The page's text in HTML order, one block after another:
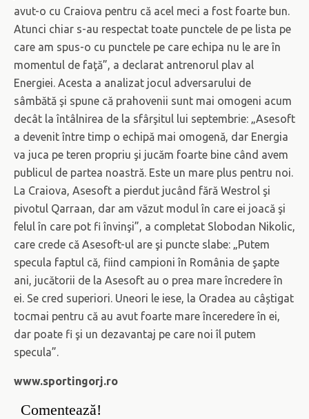
avut-o cu Craiova pentru că acel meci a fost foarte bun.
Atunci chiar s-au respectat toate punctele de pe lista pe
care am spus-o cu punctele pe care echipa nu le are în
momentul de faţă”, a declarat antrenorul plav al
Energiei. Acesta a analizat jocul adversarului de
sâmbătă şi spune că prahovenii sunt mai omogeni acum
decât la întâlnirea de la sfârşitul lui septembrie: „Asesoft
a devenit între timp o echipă mai omogenă, dar Energia
va juca pe teren propriu şi jucăm foarte bine când avem
publicul de partea noastră. Este un mare plus pentru noi.
La Craiova, Asesoft a pierdut jucând fără Westrol şi
pivotul Qarraan, dar am văzut modul în care ei joacă şi
felul în care pot fi învinşi”, a completat Slobodan Nikolic,
care crede că Asesoft-ul are şi puncte slabe: „Putem
specula faptul că, fiind campioni în România de şapte
ani, jucătorii de la Asesoft au o prea mare încredere în
ei. Se cred superiori. Uneori le iese, la Oradea au câştigat
tocmai pentru că au avut foarte mare înceredere în ei,
dar poate fi şi un dezavantaj pe care noi îl putem
specula”.
www.sportingorj.ro
Comentează!